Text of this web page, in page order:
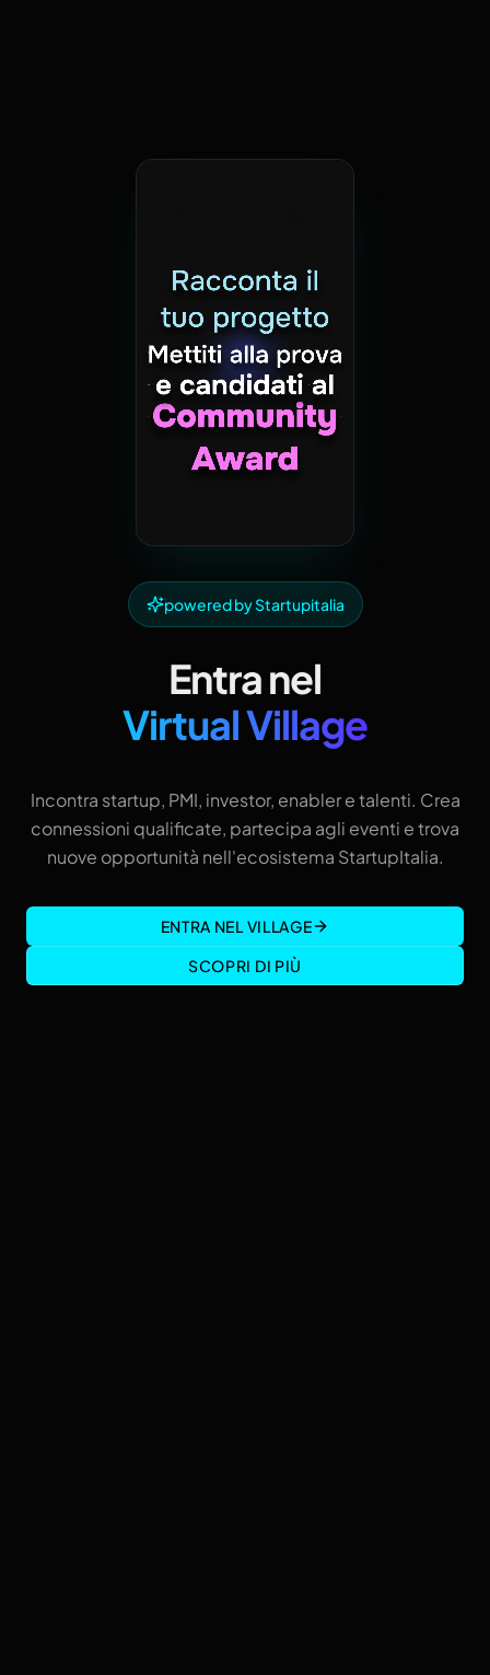
powered by Startupitalia
Entra nel
Virtual Village
Incontra startup, PMI, investor, enabler e talenti. Crea
connessioni qualificate, partecipa agli eventi e trova
nuove opportunità nell'ecosistema StartupItalia.
ENTRA NEL VILLAGE
SCOPRI DI PIÙ